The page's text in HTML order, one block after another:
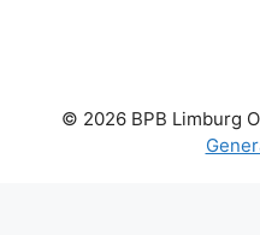
© 2026 BPB Limburg